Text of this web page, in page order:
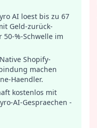
AI loest bis zu 67
Geld-zurück-
%-Schwelle im
Shopify-
machen
Haendler.
kostenlos mit
AI-Gespraechen -